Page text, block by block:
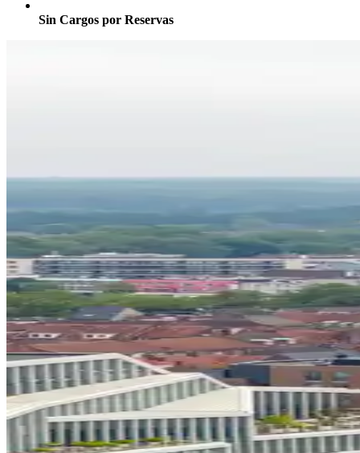
Sin Cargos por Reservas